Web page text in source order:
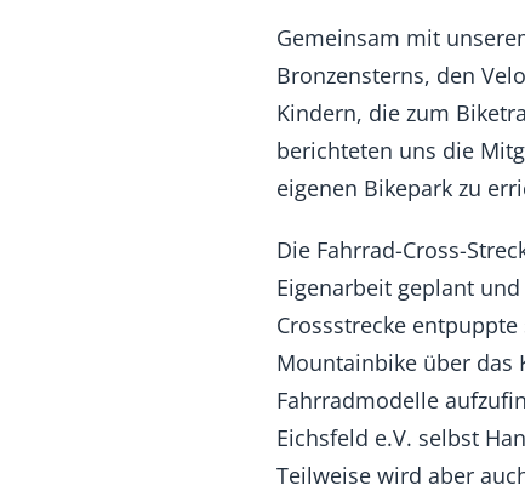
Gemeinsam mit
Bronzensterns, den
Kindern, die zum
berichteten uns die
eigenen Bikepark zu
Die Fahrrad-Cross-
Eigenarbeit geplant
Crossstrecke
Mountainbike über das
Fahrradmodelle
Eichsfeld e.V. selbst
Teilweise wird aber